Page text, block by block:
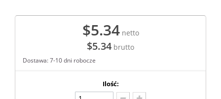
$5.34netto
$5.34 brutto
Dostawa: 7-10 dni robocze
Ilość: